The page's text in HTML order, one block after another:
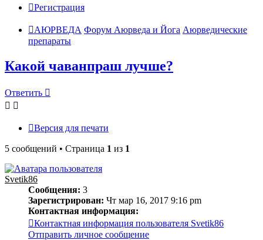
Регистрация
АЮРВЕДА Форум Аюрведа и Йога Аюрведические
препараты
Какой чаванпраш лучше?
Ответить
Версия для печати
5 сообщений • Страница 1 из 1
Svetik86
Сообщения: 3
Зарегистрирован: Чт мар 16, 2017 9:16 pm
Контактная информация:
Контактная информация пользователя Svetik86
Отправить личное сообщение